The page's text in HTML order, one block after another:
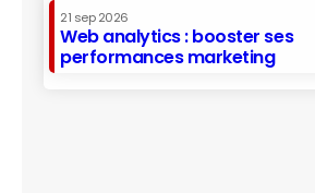
21 sep 2026
Web analytics : booster ses
performances marketing